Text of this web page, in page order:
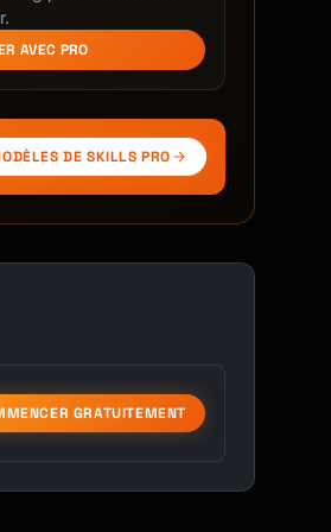
AVEC PRO
DE SKILLS PRO
GRATUITEMENT